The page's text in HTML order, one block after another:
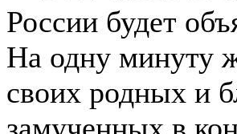
России будет
На одну минуту
своих родных и